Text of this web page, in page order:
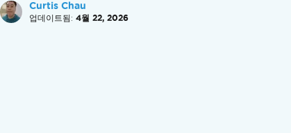
이미지 보정 필터
이미지 방향 수정
Curtis Chau
업데이트됨: 4월 22, 2026